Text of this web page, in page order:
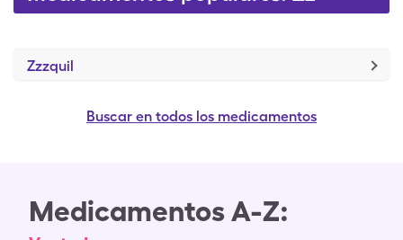
Zzzquil
Buscar en todos los medicamentos
Medicamentos A-Z: